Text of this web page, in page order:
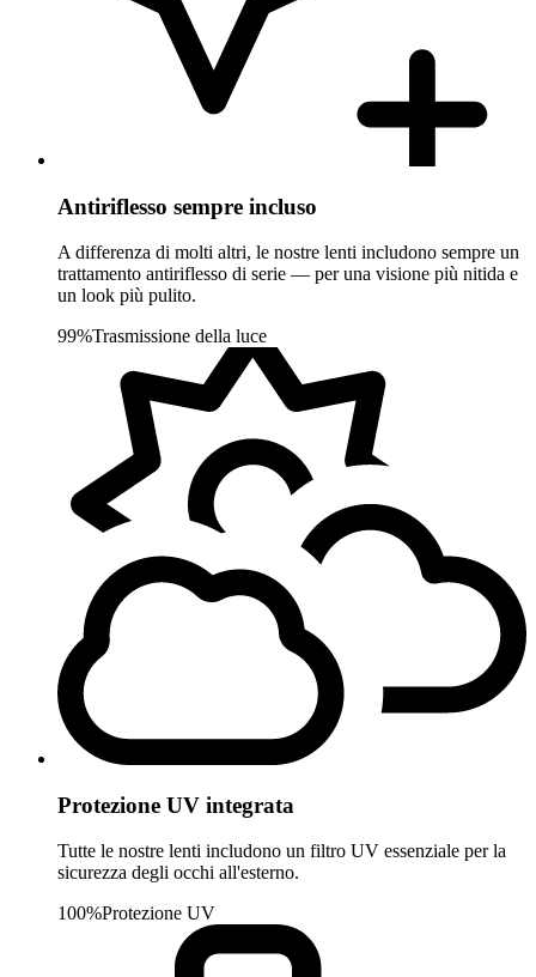
Antiriflesso sempre incluso
A differenza di molti altri, le nostre lenti includono sempre un
trattamento antiriflesso di serie — per una visione più nitida e
un look più pulito.
99%Trasmissione della luce
Protezione UV integrata
Tutte le nostre lenti includono un filtro UV essenziale per la
sicurezza degli occhi all'esterno.
100%Protezione UV